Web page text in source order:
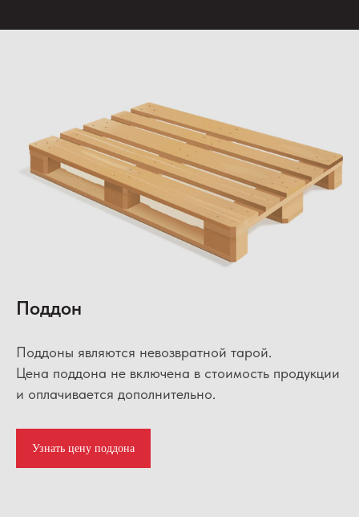
Поддон
Поддоны являются невозвратной тарой.
Цена поддона не включена в стоимость продукции
и оплачивается дополнительно.
Узнать цену поддона